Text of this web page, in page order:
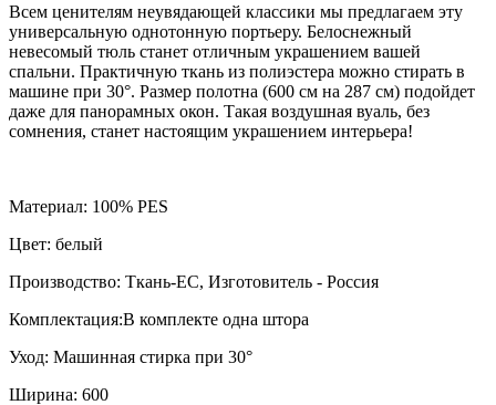
Всем ценителям неувядающей классики мы предлагаем эту
универсальную однотонную портьеру. Белоснежный
невесомый тюль станет отличным украшением вашей
спальни. Практичную ткань из полиэстера можно стирать в
машине при 30°. Размер полотна (600 см на 287 см) подойдет
даже для панорамных окон. Такая воздушная вуаль, без
сомнения, станет настоящим украшением интерьера!
Материал: 100% PES
Цвет: белый
Производство: Ткань-ЕС, Изготовитель - Россия
Комплектация:В комплекте одна штора
Уход: Машинная стирка при 30°
Ширина: 600